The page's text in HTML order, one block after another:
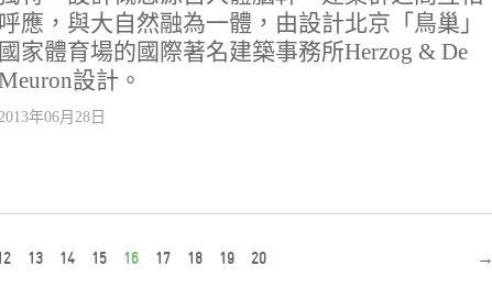
應，與大自然融為一體，由設計北京「鳥巢」
家體育場的國際著名建築事務所Herzog & De
設計。
年06月28日
13 14 15 16 17 18 19 20 →